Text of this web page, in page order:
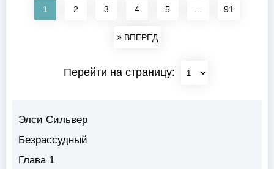
1 2 3 4 5 91
ВПЕРЕД
Перейти на страницу:
Элси Сильвер
Безрассудный
Глава 1